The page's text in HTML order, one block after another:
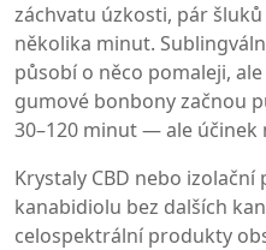
záchvatu úzkosti, pár
několika minut.
působí o něco pomaleji,
gumové bonbony začnou
30–120 minut — ale
Krystaly CBD nebo
kanabidiolu bez dalších
celospektrální produkty